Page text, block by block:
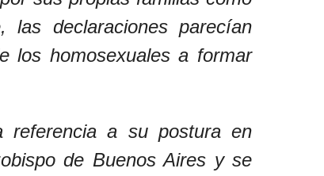
declaraciones parecían
los homosexuales a formar
referencia a su postura en
de Buenos Aires y se